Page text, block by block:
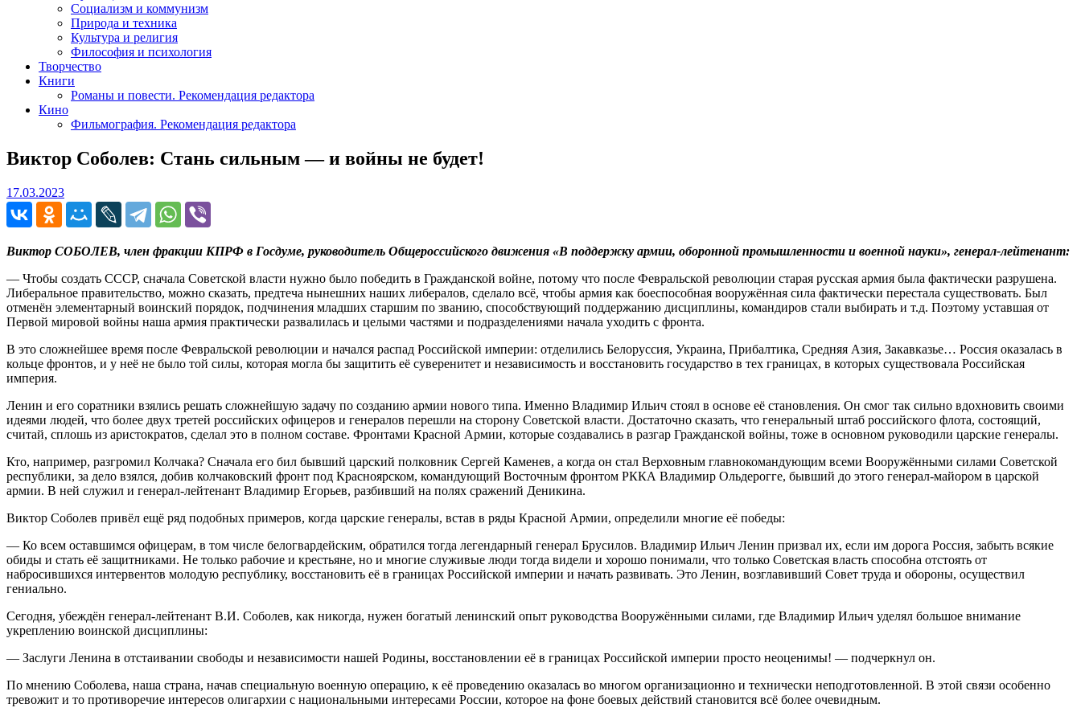
Социализм и коммунизм
Природа и техника
Культура и религия
Философия и психология
Творчество
Книги
Романы и повести. Рекомендация редактора
Кино
Фильмография. Рекомендация редактора
Виктор Соболев: Стань сильным — и войны не будет!
17.03.202317.03.2023
Виктор СОБОЛЕВ, член фракции КПРФ в Госдуме, руководитель Общероссийского движения «В поддержку армии, оборонной промышленности и военной науки», генерал-лейтенант:
— Чтобы создать СССР, сначала Советской власти нужно было победить в Гражданской войне, потому что после Февральской революции старая русская армия была фактически разрушена.
Либеральное правительство, можно сказать, предтеча нынешних наших либералов, сделало всё, чтобы армия как боеспособная вооружённая сила фактически перестала существовать. Был
отменён элементарный воинский порядок, подчинения младших старшим по званию, способствующий поддержанию дисциплины, командиров стали выбирать и т.д. Поэтому уставшая от
Первой мировой войны наша армия практически развалилась и целыми частями и подразделениями начала уходить с фронта.
В это сложнейшее время после Февральской революции и начался распад Российской империи: отделились Белоруссия, Украина, Прибалтика, Средняя Азия, Закавказье… Россия оказалась в
кольце фронтов, и у неё не было той силы, которая могла бы защитить её суверенитет и независимость и восстановить государство в тех границах, в которых существовала Российская
империя.
Ленин и его соратники взялись решать сложнейшую задачу по созданию армии нового типа. Именно Владимир Ильич стоял в основе её становления. Он смог так сильно вдохновить своими
идеями людей, что более двух третей российских офицеров и генералов перешли на сторону Советской власти. Достаточно сказать, что генеральный штаб российского флота, состоящий,
считай, сплошь из аристократов, сделал это в полном составе. Фронтами Красной Армии, которые создавались в разгар Гражданской войны, тоже в основном руководили царские генералы.
Кто, например, разгромил Колчака? Сначала его бил бывший царский полковник Сергей Каменев, а когда он стал Верховным главнокомандующим всеми Вооружёнными силами Советской
республики, за дело взялся, добив колчаковский фронт под Красноярском, командующий Восточным фронтом РККА Владимир Ольдерогге, бывший до этого генерал-майором в царской
армии. В ней служил и генерал-лейтенант Владимир Егорьев, разбивший на полях сражений Деникина.
Виктор Соболев привёл ещё ряд подобных примеров, когда царские генералы, встав в ряды Красной Армии, определили многие её победы:
— Ко всем оставшимся офицерам, в том числе белогвардейским, обратился тогда легендарный генерал Брусилов. Владимир Ильич Ленин призвал их, если им дорога Россия, забыть всякие
обиды и стать её защитниками. Не только рабочие и крестьяне, но и многие служивые люди тогда видели и хорошо понимали, что только Советская власть способна отстоять от
набросившихся интервентов молодую республику, восстановить её в границах Российской империи и начать развивать. Это Ленин, возглавивший Совет труда и обороны, осуществил
гениально.
Сегодня, убеждён генерал-лейтенант В.И. Соболев, как никогда, нужен богатый ленинский опыт руководства Вооружёнными силами, где Владимир Ильич уделял большое внимание
укреплению воинской дисциплины:
— Заслуги Ленина в отстаивании свободы и независимости нашей Родины, восстановлении её в границах Российской империи просто неоценимы! — подчеркнул он.
По мнению Соболева, наша страна, начав специальную военную операцию, к её проведению оказалась во многом организационно и технически неподготовленной. В этой связи особенно
тревожит и то противоречие интересов олигархии с национальными интересами России, которое на фоне боевых действий становится всё более очевидным.